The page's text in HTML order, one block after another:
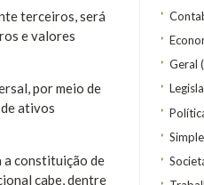
Geral
terceiros, será
e valores
por meio de
ativos
a constituição de
cabe, dentre